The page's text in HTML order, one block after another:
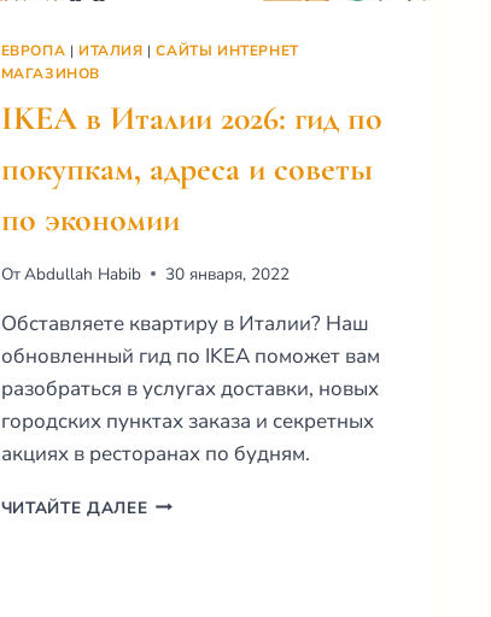
ЕВРОПА | ИТАЛИЯ |САЙТЫ ИНТЕРНЕТ
МАГАЗИНОВ
IKEA в Италии 2026: гид по
покупкам, адреса и советы
по экономии
ОтAbdullah Habib 30 января, 2022
Обставляете квартиру в Италии? Наш
обновленный гид по IKEA поможет вам
разобраться в услугах доставки, новых
городских пунктах заказа и секретных
акциях в ресторанах по будням.
ЧИТАЙТЕ ДАЛЕЕIKEA